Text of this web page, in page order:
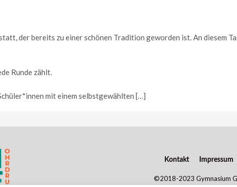
der bereits zu einer schönen Tradition geworden ist. An diesem
Runde zählt.
mit einem selbstgewählten […]
Kontakt Impressum
©2018-2023 Gymnasium